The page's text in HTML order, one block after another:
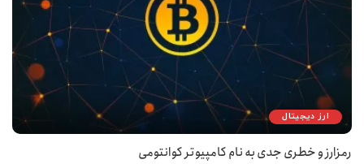
ارز دیجیتال
رمزارز و خطری جدی به نام کامپیوتر کوانتومی